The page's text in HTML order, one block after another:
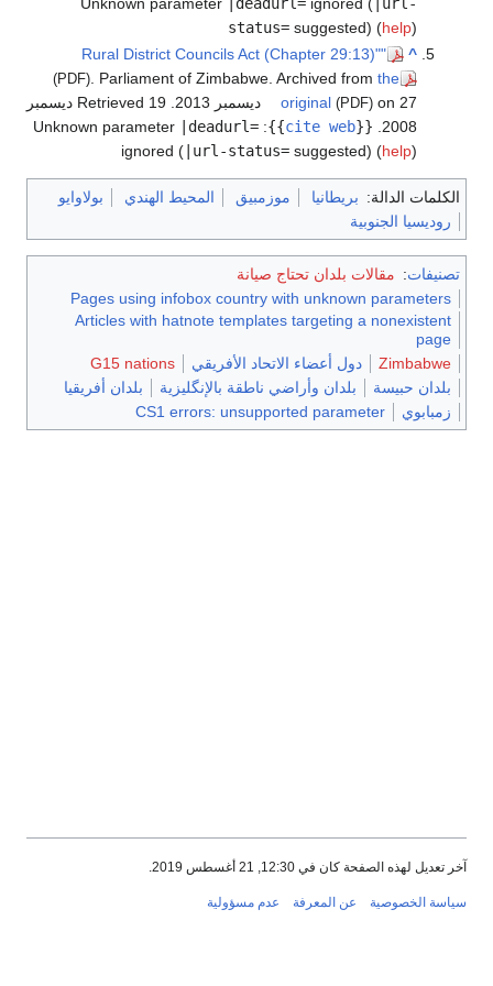
Unknown parameter |deadurl= ignored (
|url-
status= suggested) (help)
^
"Rural District Councils Act (Chapter 29:13)"
(PDF) . Parliament of Zimbabwe. Archived fromthe
original (PDF) on 27 ديسمبر 2013
. Retrieved 19 ديسمبر
2008
{{
cite web
}}
:
Unknown parameter |deadurl=
ignored (|url-status= suggested) (help)
الكلمات الدالة: بريطانيا موزمبيق المحيط الهندي
بولاوايو
روديسيا الجنوبية
تصنيفات: مقالات بلدان تحتاج صيانة
Pages using infobox country with unknown parameters
Articles with hatnote templates targeting a nonexistent
page
Zimbabwe
دول أعضاء الاتحاد الأفريقي
G15 nations
بلدان حبيسة
بلدان وأراضي ناطقة بالإنگليزية
بلدان أفريقيا
زمبابوي
CS1 errors: unsupported parameter
آخر تعديل لهذه الصفحة كان في 12:30, 21 أغسطس 2019.
سياسة الخصوصية عن المعرفة عدم مسؤولية